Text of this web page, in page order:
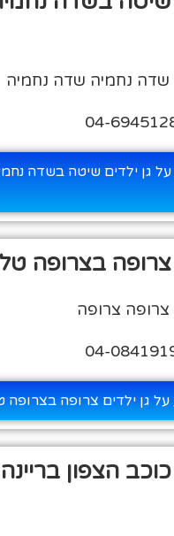
שדה נחמיה שדה נחמיה
גן ילדים שיטה בשדה
צרופה בצרופה
צרופה
גן ילדים צרופה בצרופה
הצפון בריינה